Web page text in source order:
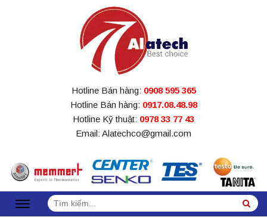
Hotline Bán hàng: 0908 595 365
Hotline Bán hàng: 0917.08.48.98
Hotline Kỹ thuật: 0978 33 77 43
Email: Alatechco@gmail.com
Tìm
kiếm: